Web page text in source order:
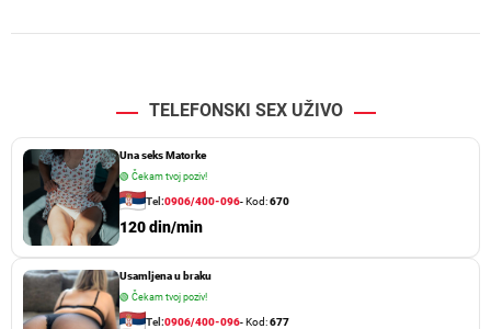
TELEFONSKI SEX UŽIVO
Una seks Matorke
🟢 Čekam tvoj poziv!
Tel:0906/400-096- Kod:670
120 din/min
Usamljena u braku
🟢 Čekam tvoj poziv!
Tel:0906/400-096- Kod:677